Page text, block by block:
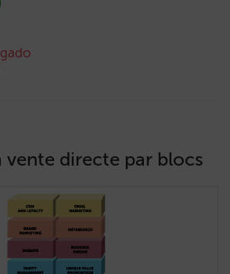
vente directe par blocs